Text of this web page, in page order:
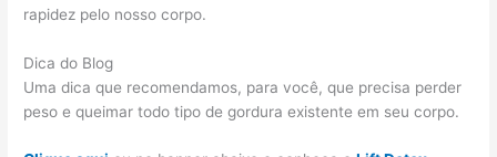
rapidez pelo nosso corpo.
Dica do Blog
Uma dica que recomendamos, para você, que precisa perder
peso e queimar todo tipo de gordura existente em seu corpo.